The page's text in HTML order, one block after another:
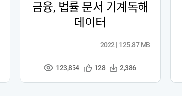
금융, 법률 문서 기계독해
데이터
조
수
123,854
관
등
128
다
수
2,386
2022 | 125.87 MB